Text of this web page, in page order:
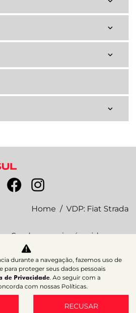
Home VDP: Fiat Strada
Seu bem maior é a vida.
LTDA
durante a navegação, fazemos uso de
para proteger seus dados pessoais
de Privacidade. Ao seguir com a
com nossas Políticas.
RECUSAR